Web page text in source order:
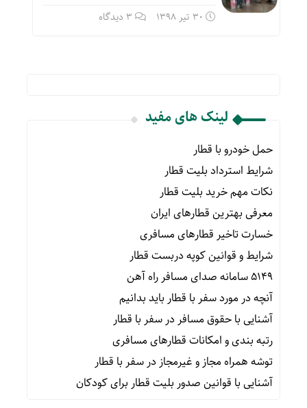
30 تیر 1398 3 دیدگاه
لینک های مفید
حمل خودرو با قطار
شرایط استرداد بلیت قطار
نکات مهم خرید بلیت قطار
معرفی بهترین قطارهای ایران
خسارت تاخیر قطارهای مسافری
شرایط و قوانین کوپه دربست قطار
۵۱۴۹ سامانه صدای مسافر راه آهن
آنچه در مورد سفر با قطار باید بدانیم
آشنایی با حقوق مسافر در سفر با قطار
رتبه بندی و امکانات قطارهای مسافری
توشه همراه مجاز و غیرمجاز در سفر با قطار
آشنایی با قوانین صدور بلیت قطار برای کودکان